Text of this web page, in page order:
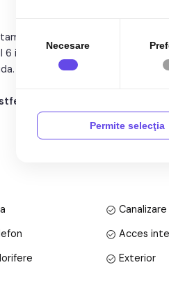
de vanzare cu 4 camere,
6 intr -un imobil tip bloc cu regim
Suprafata utila de 91 mp + 3
Canalizare
Acces
Exterior
Necesare
Permite selecţia